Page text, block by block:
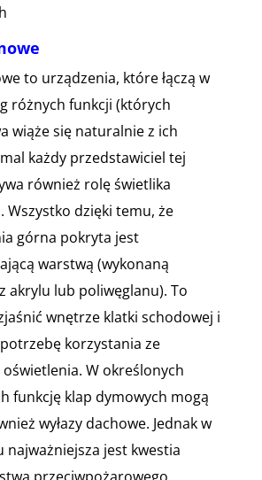
to urządzenia, które łączą w
różnych funkcji (których
wiąże się naturalnie z ich
każdy przedstawiciel tej
również rolę świetlika
Wszystko dzięki temu, że
górna pokryta jest
warstwą (wykonaną
akrylu lub poliwęglanu). To
wnętrze klatki schodowej i
korzystania ze
W określonych
funkcję klap dymowych mogą
wyłazy dachowe. Jednak w
najważniejsza jest kwestia